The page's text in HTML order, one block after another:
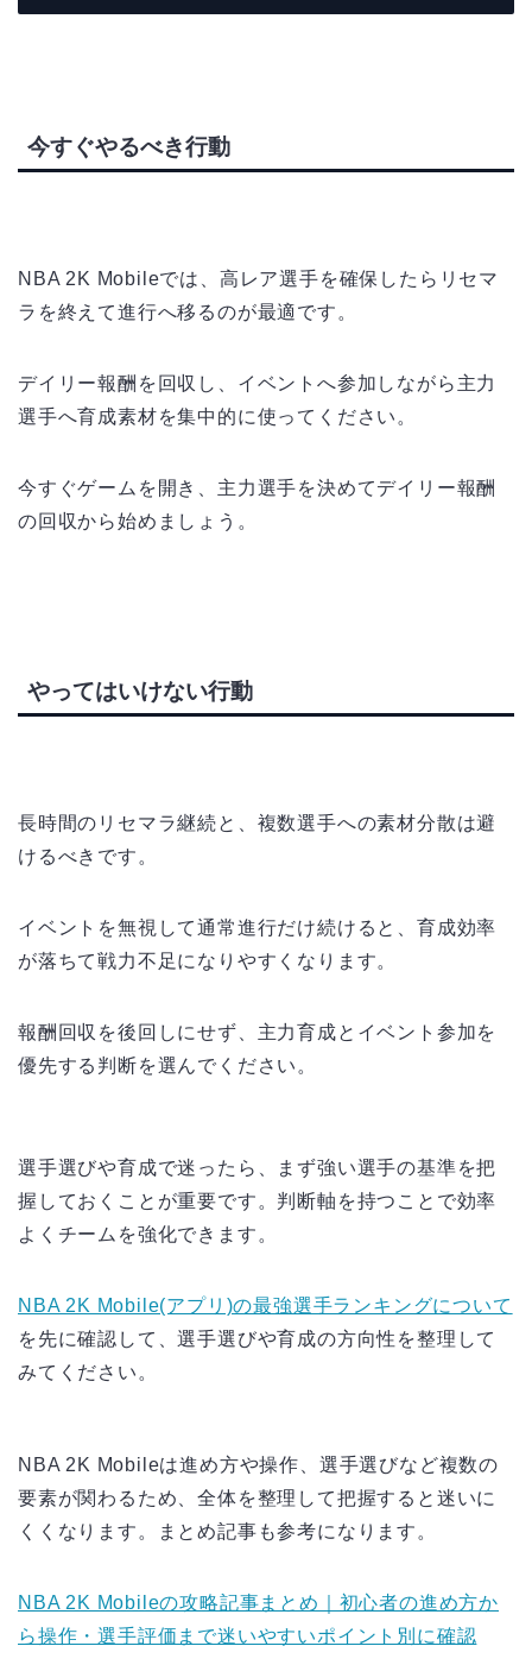
今すぐやるべき行動
NBA 2K Mobileでは、高レア選手を確保したらリセマ
ラを終えて進行へ移るのが最適です。
デイリー報酬を回収し、イベントへ参加しながら主力
選手へ育成素材を集中的に使ってください。
今すぐゲームを開き、主力選手を決めてデイリー報酬
の回収から始めましょう。
やってはいけない行動
長時間のリセマラ継続と、複数選手への素材分散は避
けるべきです。
イベントを無視して通常進行だけ続けると、育成効率
が落ちて戦力不足になりやすくなります。
報酬回収を後回しにせず、主力育成とイベント参加を
優先する判断を選んでください。
選手選びや育成で迷ったら、まず強い選手の基準を把
握しておくことが重要です。判断軸を持つことで効率
よくチームを強化できます。
NBA 2K Mobile(アプリ)の最強選手ランキングについて
を先に確認して、選手選びや育成の方向性を整理して
みてください。
NBA 2K Mobileは進め方や操作、選手選びなど複数の
要素が関わるため、全体を整理して把握すると迷いに
くくなります。まとめ記事も参考になります。
NBA 2K Mobileの攻略記事まとめ｜初心者の進め方か
ら操作・選手評価まで迷いやすいポイント別に確認